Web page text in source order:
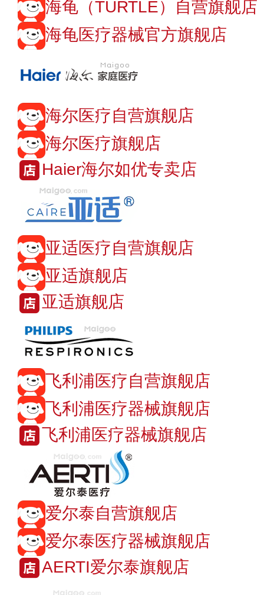
海龟（TURTLE）自营旗舰店
海龟医疗器械官方旗舰店
海尔医疗自营旗舰店
海尔医疗旗舰店
Haier海尔如优专卖店
亚适医疗自营旗舰店
亚适旗舰店
亚适旗舰店
飞利浦医疗自营旗舰店
飞利浦医疗器械旗舰店
飞利浦医疗器械旗舰店
爱尔泰自营旗舰店
爱尔泰医疗器械旗舰店
AERTI爱尔泰旗舰店